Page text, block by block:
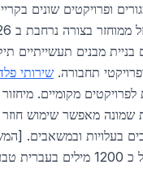
ופרויקטים שונים
בניית מבנים תעשייתיים
תחבורה. שירותי
מקומיים.
שמונה מאפשר שימוש חוזר
בעלויות ובמשאבים.
מפורט ומקיף של כ 1200 מילים